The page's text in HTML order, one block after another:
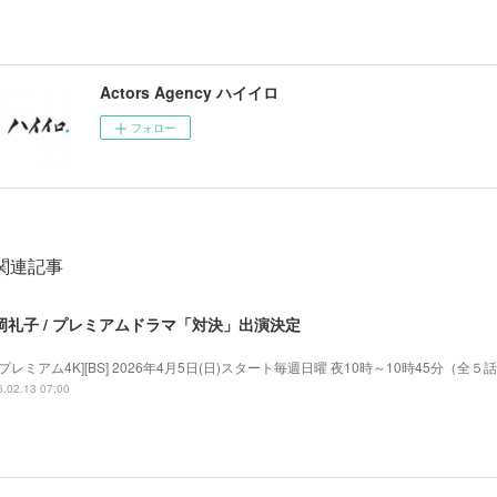
Actors Agency ハイイロ
フォロー
連記事
礼子 / プレミアムドラマ「対決」出演決定
レミアム4K][BS] 2026年4月5日(日)スタート毎週日曜 夜10時～10時45分（全５
07:00